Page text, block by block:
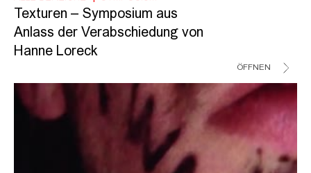
Texturen – Symposium aus
Anlass der Verabschiedung von
Hanne Loreck
ÖFFNEN